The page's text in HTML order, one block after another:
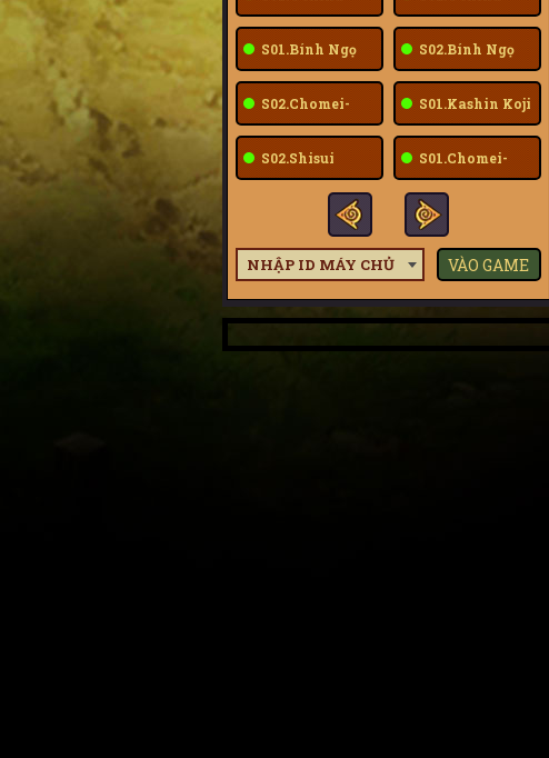
Sarada
Sarada
S02.Bính Ngọ
S01.Bính Ngọ
S01.Kashin Koji
S02.Chomei-
Fuu
S01.Chomei-
Fuu
S02.Shisui
NHẬP ID MÁY CHỦ VÀO GAME